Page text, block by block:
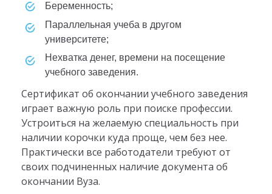
беременность;
параллельная учеба в другом
университете;
нехватка денег, времени на посещение
учебного заведения.
Сертификат об окончании учебного заведения
играет важную роль при поиске профессии.
Устроиться на желаемую специальность при
наличии корочки куда проще, чем без нее.
Практически все работодатели требуют от
своих подчиненных наличие документа об
окончании Вуза.